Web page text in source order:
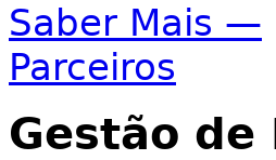
Saber Mais —
Parceiros
Gestão